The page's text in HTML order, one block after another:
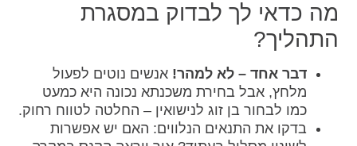
מה כדאי לך לבדוק במסגרת
התהליך?
דבר אחד – לא למהר! אנשים נוטים לפעול
מלחץ, אבל בחירת משכנתא נכונה היא כמעט
כמו לבחור בן זוג לנישואין – החלטה לטווח רחוק.
בדקו את התנאים הנלווים: האם יש אפשרות